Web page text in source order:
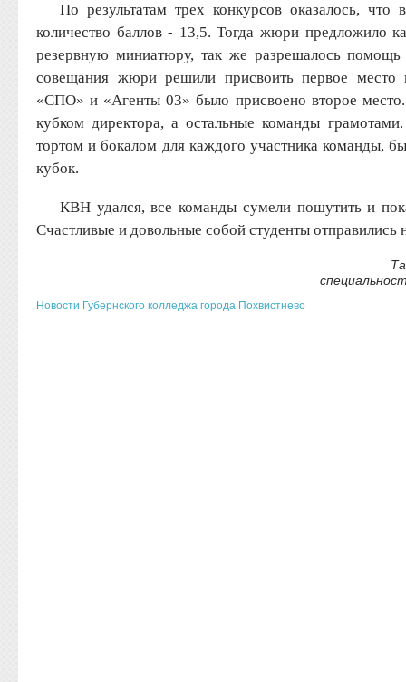
По результатам трех конкурсов оказалось, что
количество баллов - 13,5. Тогда жюри предложило
резервную миниатюру, так же разрешалось
совещания жюри решили присвоить первое место
«СПО» и «Агенты 03» было присвоено второе
кубком директора, а остальные команды
тортом и бокалом для каждого участника команды,
кубок.
КВН удался, все команды сумели пошутить и
Счастливые и довольные собой студенты
Новости Губернского колледжа города Похвистнево